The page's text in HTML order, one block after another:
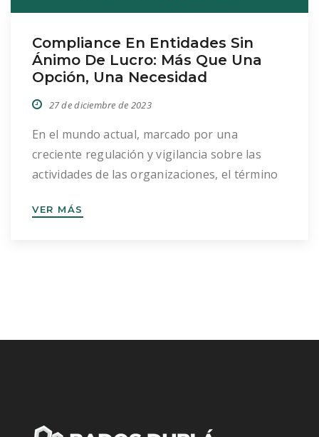
Compliance En Entidades Sin
Ánimo De Lucro: Más Que Una
Opción, Una Necesidad
27 de diciembre de 2023
En el mundo actual, marcado por una
creciente regulación y vigilancia sobre las
actividades de las organizaciones, el término
cobrado una relevancia sin precedentes.
VER MÁS